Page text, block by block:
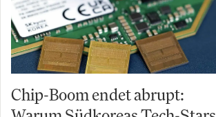
Chip-Boom endet abrupt: